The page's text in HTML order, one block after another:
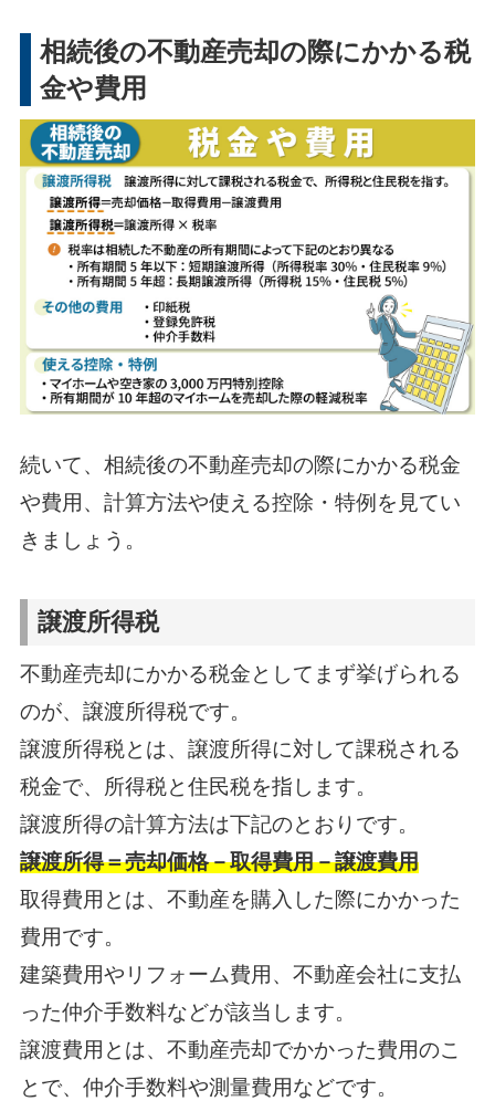
相続後の不動産売却の際にかかる税
金や費用
続いて、相続後の不動産売却の際にかかる税金
や費用、計算方法や使える控除・特例を見てい
きましょう。
譲渡所得税
不動産売却にかかる税金としてまず挙げられる
のが、譲渡所得税です。
譲渡所得税とは、譲渡所得に対して課税される
税金で、所得税と住民税を指します。
譲渡所得の計算方法は下記のとおりです。
譲渡所得＝売却価格－取得費用－譲渡費用
取得費用とは、不動産を購入した際にかかった
費用です。
建築費用やリフォーム費用、不動産会社に支払
った仲介手数料などが該当します。
譲渡費用とは、不動産売却でかかった費用のこ
とで、仲介手数料や測量費用などです。